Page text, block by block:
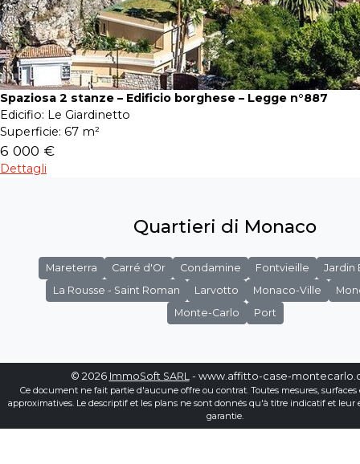
Spaziosa 2 stanze – Edificio borghese – Legge n°887
Edicifio: Le Giardinetto
Superficie: 67 m²
6 000 €
Dettagli
Quartieri di Monaco
Mareterra Carré d'Or Condamine Fontvieille
Jardin
La Rousse - Saint Roman
Larvotto Monaco-Ville
Monte-Carlo
Port
© 2026 ImmoSoft SARL- www.affitto-case-
Ce document ne fait partie d'aucune offre ou contrat. Toutes mesures, surfaces
approximatives. Le descriptif et les plans ne sont donnés qu'à titre indicatif et leur
garantie.